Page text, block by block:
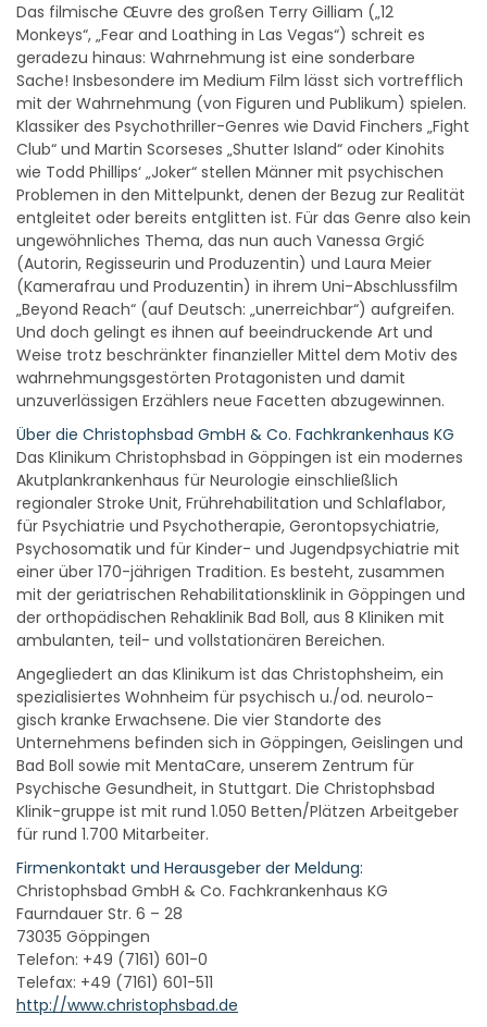
Das filmische Œuvre des großen Terry Gilliam („12
Monkeys“, „Fear and Loathing in Las Vegas“) schreit es
geradezu hinaus: Wahrnehmung ist eine sonderbare
Sache! Insbesondere im Medium Film lässt sich vortrefflich
mit der Wahrnehmung (von Figuren und Publikum) spielen.
Klassiker des Psychothriller-Genres wie David Finchers „Fight
Club“ und Martin Scorseses „Shutter Island“ oder Kinohits
wie Todd Phillips‘ „Joker“ stellen Männer mit psychischen
Problemen in den Mittelpunkt, denen der Bezug zur Realität
entgleitet oder bereits entglitten ist. Für das Genre also kein
ungewöhnliches Thema, das nun auch Vanessa Grgić
(Autorin, Regisseurin und Produzentin) und Laura Meier
(Kamerafrau und Produzentin) in ihrem Uni-Abschlussfilm
„Beyond Reach“ (auf Deutsch: „unerreichbar“) aufgreifen.
Und doch gelingt es ihnen auf beeindruckende Art und
Weise trotz beschränkter finanzieller Mittel dem Motiv des
wahrnehmungsgestörten Protagonisten und damit
unzuverlässigen Erzählers neue Facetten abzugewinnen.
Über die Christophsbad GmbH & Co. Fachkrankenhaus KG
Das Klinikum Christophsbad in Göppingen ist ein modernes
Akutplankrankenhaus für Neurologie einschließlich
regionaler Stroke Unit, Frührehabilitation und Schlaflabor,
für Psychiatrie und Psychotherapie, Gerontopsychiatrie,
Psychosomatik und für Kinder- und Jugendpsychiatrie mit
einer über 170-jährigen Tradition. Es besteht, zusammen
mit der geriatrischen Rehabilitationsklinik in Göppingen und
der orthopädischen Rehaklinik Bad Boll, aus 8 Kliniken mit
ambulanten, teil- und vollstationären Bereichen.
Angegliedert an das Klinikum ist das Christophsheim, ein
spezialisiertes Wohnheim für psychisch u./od. neurolo-
gisch kranke Erwachsene. Die vier Standorte des
Unternehmens befinden sich in Göppingen, Geislingen und
Bad Boll sowie mit MentaCare, unserem Zentrum für
Psychische Gesundheit, in Stuttgart. Die Christophsbad
Klinik-gruppe ist mit rund 1.050 Betten/Plätzen Arbeitgeber
für rund 1.700 Mitarbeiter.
Firmenkontakt und Herausgeber der Meldung:
Christophsbad GmbH & Co. Fachkrankenhaus KG
Faurndauer Str. 6 – 28
73035 Göppingen
Telefon: +49 (7161) 601-0
Telefax: +49 (7161) 601-511
http://www.christophsbad.de